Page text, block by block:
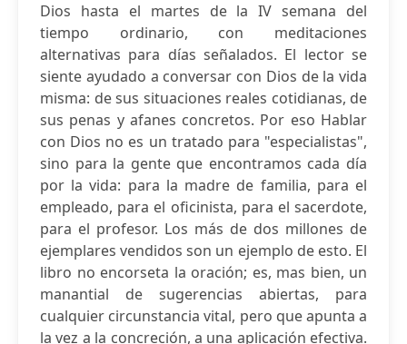
Dios hasta el martes de la IV semana del
tiempo ordinario, con meditaciones
alternativas para días señalados. El lector se
siente ayudado a conversar con Dios de la vida
misma: de sus situaciones reales cotidianas, de
sus penas y afanes concretos. Por eso Hablar
con Dios no es un tratado para "especialistas",
sino para la gente que encontramos cada día
por la vida: para la madre de familia, para el
empleado, para el oficinista, para el sacerdote,
para el profesor. Los más de dos millones de
ejemplares vendidos son un ejemplo de esto. El
libro no encorseta la oración; es, mas bien, un
manantial de sugerencias abiertas, para
cualquier circunstancia vital, pero que apunta a
la vez a la concreción, a una aplicación efectiva.